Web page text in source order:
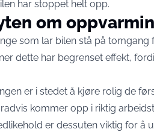
har stoppet helt opp.
om
som lar bilen stå på
dette har begrenset effekt,
er i stedet å kjøre rolig de
kommer opp i riktig
er dessuten viktig for å